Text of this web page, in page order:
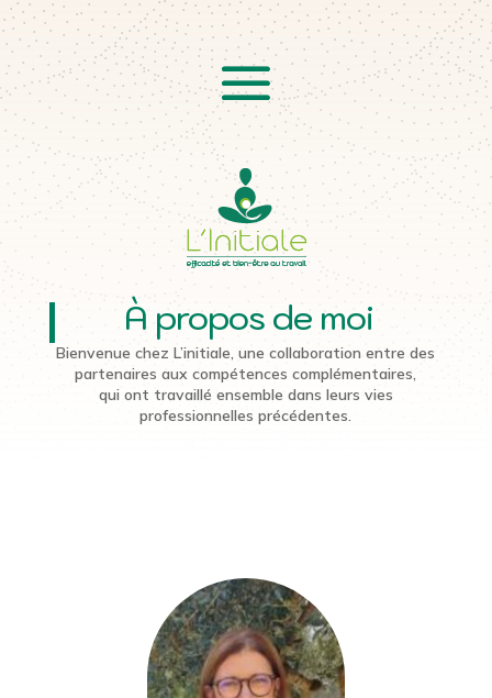
À propos de moi
Bienvenue chez L’initiale, une collaboration entre des
partenaires aux compétences complémentaires,
qui ont travaillé ensemble dans leurs vies
professionnelles précédentes.